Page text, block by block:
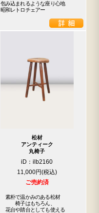
包み込まれるような座り心地
昭和レトロチェアー
松材
アンティーク
丸椅子
iD：ilb2160
11,000円
ご売約済
素朴で温かみのある松材
椅子はもちろん、
花台や踏台としても使える